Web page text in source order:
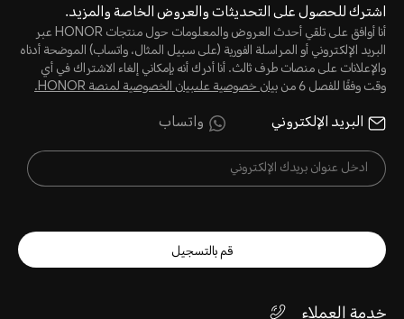
اشترك للحصول على التحديثات والعروض الخاصة والمزيد.
أنا أوافق على تلقي أحدث العروض والمعلومات حول منتجات HONOR عبر
البريد الإلكتروني أو المراسلة الفورية (على سبيل المثال، واتساب) الموضحة أدناه
والإعلانات على منصات طرف ثالث. أنا أدرك أنه بإمكاني إلغاء الاشتراك في أي
وقت وفقًا للفصل 6 من
بيان خصوصية علىبيان الخصوصية لمنصة HONOR‬.
البريد الإلكتروني واتساب
قم بالتسجيل